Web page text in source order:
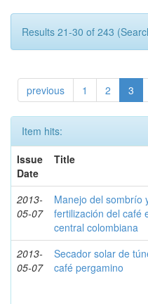
Results 21-30 of 243
previous 1 2 3
Item hits:
Issue
Date
Title
2013-
05-07
Manejo del sombrío
fertilización del café
central colombiana
2013-
05-07
Secador solar de
café pergamino